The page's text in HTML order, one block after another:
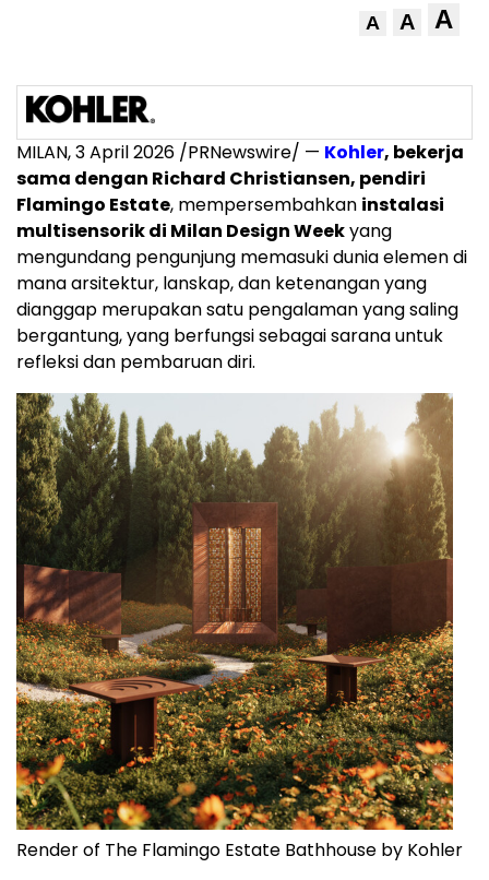
A A A
MILAN,3 April 2026 /PRNewswire/ — Kohler, bekerja
sama dengan Richard Christiansen, pendiri
Flamingo Estate, mempersembahkan instalasi
multisensorik di Milan Design Weekyang
mengundang pengunjung memasuki dunia elemen di
mana arsitektur, lanskap, dan ketenangan yang
dianggap merupakan satu pengalaman yang saling
bergantung, yang berfungsi sebagai sarana untuk
refleksi dan pembaruan diri.
Render of The Flamingo Estate Bathhouse by Kohler